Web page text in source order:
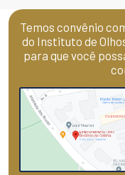
Temos convênio
do Instituto de
para que você